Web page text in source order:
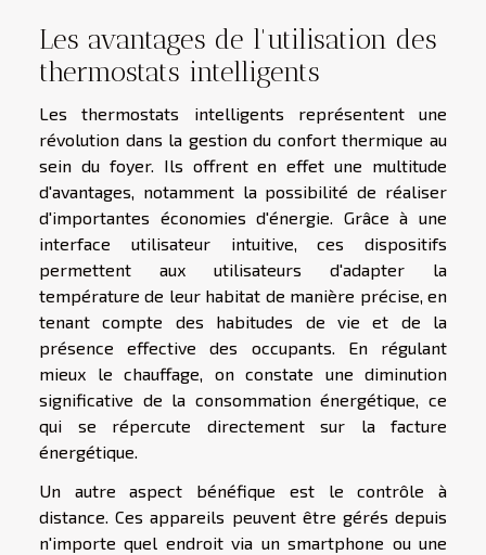
Les avantages de l'utilisation des
thermostats intelligents
Les thermostats intelligents représentent une
révolution dans la gestion du confort thermique au
sein du foyer. Ils offrent en effet une multitude
d'avantages, notamment la possibilité de réaliser
d'importantes économies d'énergie. Grâce à une
interface utilisateur intuitive, ces dispositifs
permettent aux utilisateurs d'adapter la
température de leur habitat de manière précise, en
tenant compte des habitudes de vie et de la
présence effective des occupants. En régulant
mieux le chauffage, on constate une diminution
significative de la consommation énergétique, ce
qui se répercute directement sur la facture
énergétique.
Un autre aspect bénéfique est le contrôle à
distance. Ces appareils peuvent être gérés depuis
n'importe quel endroit via un smartphone ou une